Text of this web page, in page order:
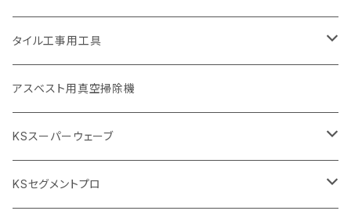
355mm（14インチ）
本体
電動切断機
本体
ダイヤモンドホイール
ブリック＆ブロック用切断機
穴あけ用工具
タイルニッパー
本体
低速回転
高速回転
付属品
撹拌羽根
撹拌軸
タイル工事用工具
手動工具
押し切り（手動切断機
押し切り替え刃（手動切断機替え刃
電動工具
電動切断機
アスベスト用真空掃除機
KSスーパーウェーブ
105mm（4インチ）
KSセグメントプロ